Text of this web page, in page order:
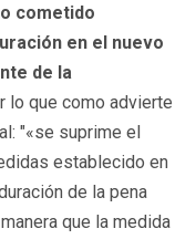
cometido
en el nuevo
de la
lo que como advierte
"«se suprime el
establecido en
de la pena
que la medida